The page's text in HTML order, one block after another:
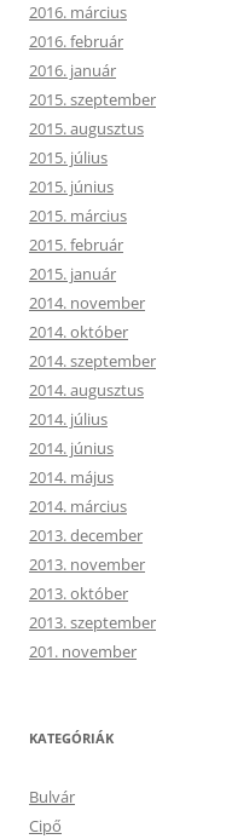
2016. március
2016. február
2016. január
2015. szeptember
2015. augusztus
2015. július
2015. június
2015. március
2015. február
2015. január
2014. november
2014. október
2014. szeptember
2014. augusztus
2014. július
2014. június
2014. május
2014. március
2013. december
2013. november
2013. október
2013. szeptember
201. november
KATEGÓRIÁK
Bulvár
Cipő